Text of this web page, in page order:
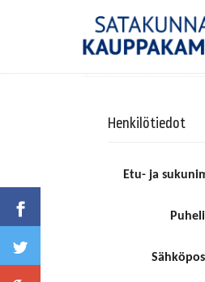
Henkilötiedot
Etu- ja